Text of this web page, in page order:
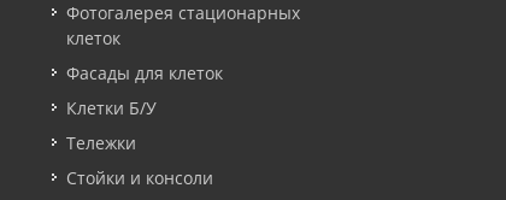
Фотогалерея стационарных
клеток
Фасады для клеток
Клетки Б/У
Тележки
Стойки и консоли